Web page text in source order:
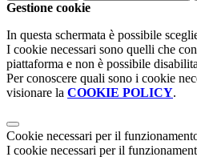
Gestione cookie
In questa schermata è possibile
I cookie necessari sono quelli che
piattaforma e non è possibile
Per conoscere quali sono i cookie
visionare la COOKIE POLICY.
Cookie necessari per il
I cookie necessari per il